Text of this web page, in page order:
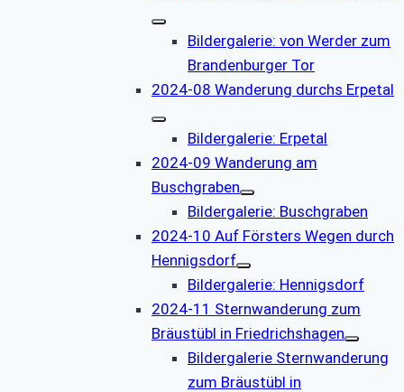
Bildergalerie: von Werder zum
Brandenburger Tor
2024-08 Wanderung durchs Erpetal
Bildergalerie: Erpetal
2024-09 Wanderung am
Buschgraben
Bildergalerie: Buschgraben
2024-10 Auf Försters Wegen durch
Hennigsdorf
Bildergalerie: Hennigsdorf
2024-11 Sternwanderung zum
Bräustübl in Friedrichshagen
Bildergalerie Sternwanderung
zum Bräustübl in